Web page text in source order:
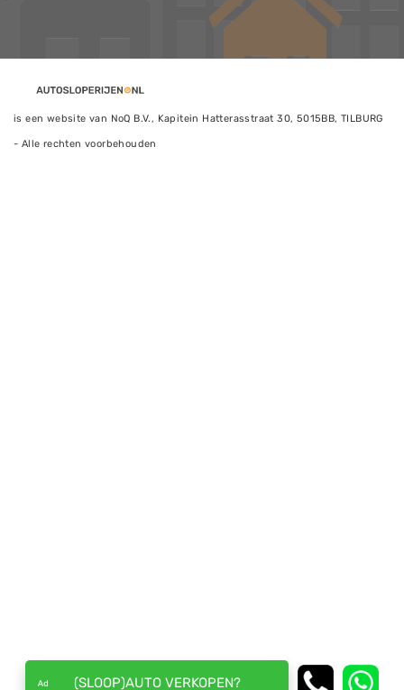
is een website van NoQ B.V., Kapitein Hatterasstraat 30, 5015BB, TILBURG
- Alle rechten voorbehouden
(SLOOP)AUTO VERKOPEN?